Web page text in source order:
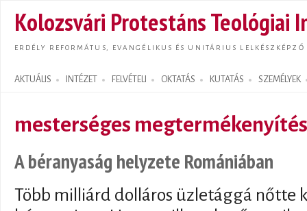
Kolozsvári Protestáns Teológiai
ERDÉLY REFORMÁTUS, EVANGÉLIKUS ÉS UNITÁRIUS LELKÉSZKÉPZŐ
AKTUÁLIS INTÉZET FELVÉTELI OKTATÁS KUTATÁS SZEMÉLYEK
Search form
mesterséges megtermékenyítés
A béranyaság helyzete Romániában
Több milliárd dolláros üzletággá nőtte